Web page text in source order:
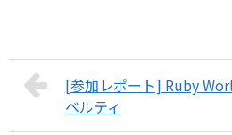
[参加レポート] Ruby
ベルティ